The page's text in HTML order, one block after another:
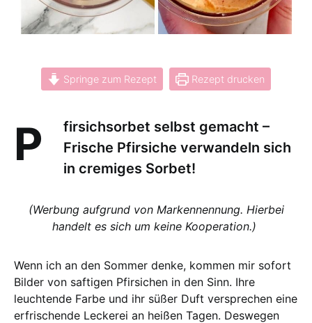
Springe zum Rezept Rezept drucken
Pfirsichsorbet selbst gemacht –
Frische Pfirsiche verwandeln sich
in cremiges Sorbet!
(Werbung aufgrund von Markennennung. Hierbei
handelt es sich um keine Kooperation.)
Wenn ich an den Sommer denke, kommen mir sofort
Bilder von saftigen Pfirsichen in den Sinn. Ihre
leuchtende Farbe und ihr süßer Duft versprechen eine
erfrischende Leckerei an heißen Tagen. Deswegen